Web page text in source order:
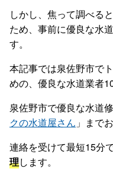
しかし、焦って調べる
ため、事前に優良な水
す。
本記事では泉佐野市で
めの、優良な水道業者
泉佐野市で優良な水道
クの水道屋さん 」まで
連絡を受けて最短15分
理します。